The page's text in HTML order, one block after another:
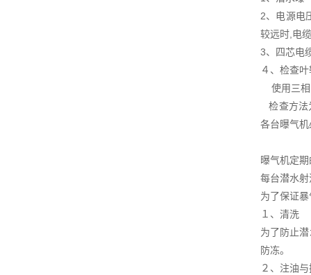
2、电源电
较远时,电
3、四芯电
４、检查
使用三相
检查方法
各台曝气
曝气机定
每台潜水
为了保证
１、清洗
为了防止
防冻。
２、注油